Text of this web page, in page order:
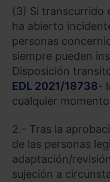
(3) Si transcurrido
ha abierto
personas
siempre pueden
Disposición
EDL 2021/18738-
cualquier
2.- Tras la
de las personas
adaptación/
sujeción a